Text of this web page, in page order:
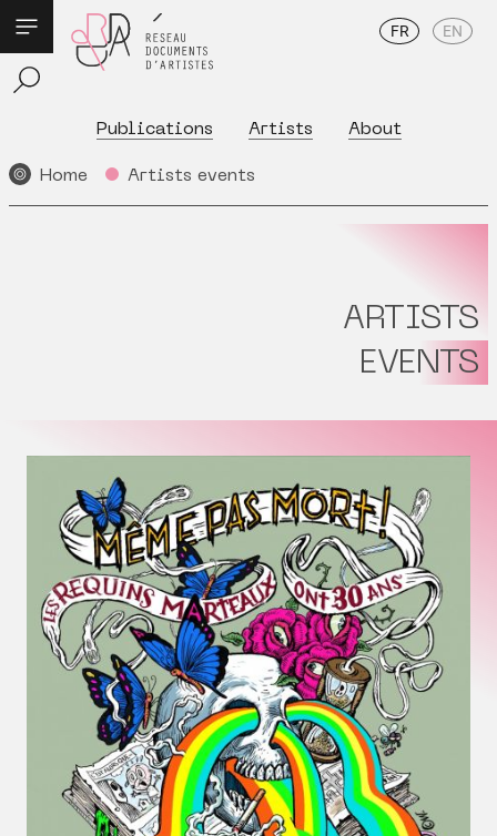
Publications Artists About
FR EN
Home Artists events
ARTISTS
EVENTS